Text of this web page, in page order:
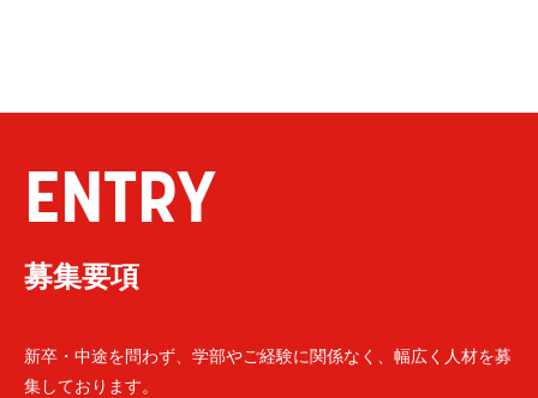
ENTRY
募集要項
新卒・中途を問わず、学部やご経験に関係なく、幅広く人材を募
集しております。